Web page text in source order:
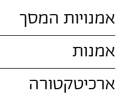
אמנויות המסך
אמנות
ארכיטקטורה